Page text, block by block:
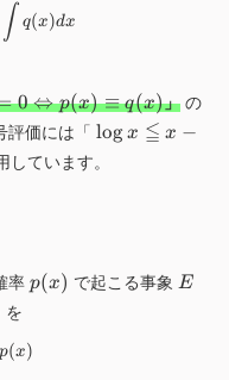
∫ q(x)dx
0 ⇔ p(x) ≡ q(x)」の
評価には「 \
o
l
e
logx ≦ x −
ています。
率 p
)
p(x) で起こる事象 E
E
を
\log p(x)
p(x)